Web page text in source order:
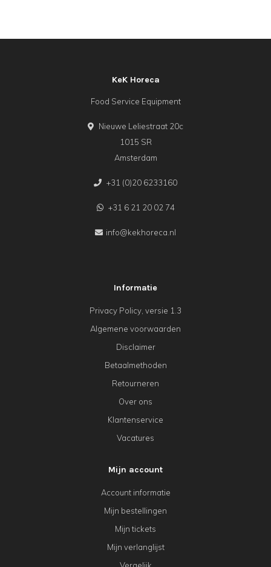
KeK Horeca
Food Service Equipment
Nieuwe Leliestraat 20c
1015 SR
Amsterdam
+31 (0)20 6233160
+31 6 21 20 02 74
info@kekhoreca.nl
Informatie
Privacy Policy, versie 1.3
Algemene voorwaarden
Disclaimer
Betaalmethoden
Retourneren
Over ons
Klantenservice
Vacatures
Mijn account
Account informatie
Mijn bestellingen
Mijn tickets
Mijn verlanglijst
Vergelijk